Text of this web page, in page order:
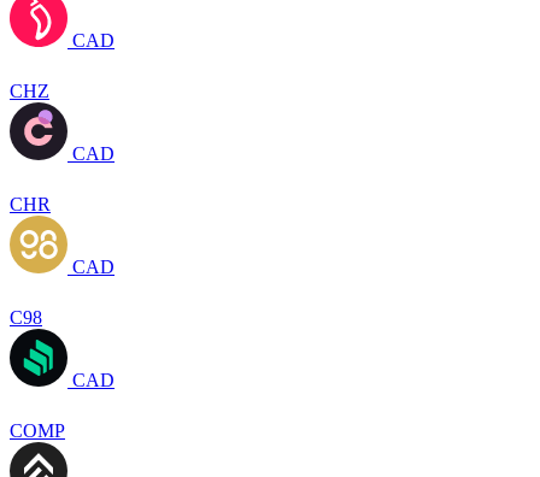
CAD
CHZ
CAD
CHR
CAD
C98
CAD
COMP